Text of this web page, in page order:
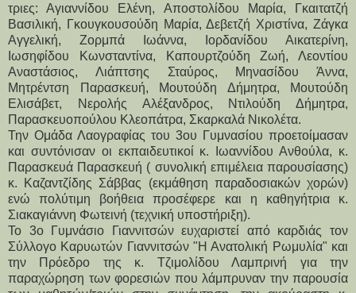
τριες: Αγιαννίδου Ελένη, Αποστολίδου Μαρία, Γκαιτατζή
Βασιλική, Γκουγκουσούδη Μαρία, Δεβετζή Χριστίνα, Ζάγκα
Αγγελική, Ζορμπά Ιωάννα, Ιορδανίδου Αικατερίνη,
Ιωσηφίδου Κωνσταντίνα, Καπουρτζούδη Ζωή, Λεοντίου
Αναστάσιος, Λιάπτσης Σταύρος, Μηνασίδου Άννα,
Μητρέντση Παρασκευή, Μουτούδη Δήμητρα, Μουτούδη
Ελισάβετ, Νερολής Αλέξανδρος, Ντιλούδη Δήμητρα,
Παρασκευοπούλου Κλεοπάτρα, Σκαρκαλά Νικολέτα.
Την Ομάδα Λαογραφίας του 3ου Γυμνασίου προετοίμασαν
και συντόνισαν οι εκπαιδευτικοί κ. Ιωαννίδου Ανθούλα, κ.
Παρασκευά Παρασκευή ( συνολική επιμέλεια παρουσίασης)
κ. Καζαντζίδης Σάββας (εκμάθηση παραδοσιακών χορών)
ενώ πολύτιμη βοήθεια προσέφερε και η καθηγήτρια κ.
Σιακαγιάννη Φωτεινή (τεχνική υποστήριξη).
Το 3ο Γυμνάσιο Γιαννιτσών ευχαριστεί από καρδιάς τον
Σύλλογο Καρυωτών Γιαννιτσών "Η Ανατολική Ρωμυλία" και
την Πρόεδρο της κ. Τζιμολίδου Λαμπρινή για την
παραχώρηση των φορεσιών που λάμπρυναν την παρουσία